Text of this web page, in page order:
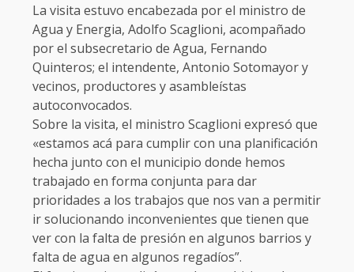
La visita estuvo encabezada por el ministro de
Agua y Energia, Adolfo Scaglioni, acompañado
por el subsecretario de Agua, Fernando
Quinteros; el intendente, Antonio Sotomayor y
vecinos, productores y asambleístas
autoconvocados.
Sobre la visita, el ministro Scaglioni expresó que
«estamos acá para cumplir con una planificación
hecha junto con el municipio donde hemos
trabajado en forma conjunta para dar
prioridades a los trabajos que nos van a permitir
ir solucionando inconvenientes que tienen que
ver con la falta de presión en algunos barrios y
falta de agua en algunos regadíos”.